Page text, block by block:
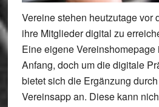
Vereine stehen heutzutage vor
ihre Mitglieder digital zu
Eine eigene
Anfang, doch um die digitale
bietet sich die Ergänzung
Vereinsapp an. Diese kann